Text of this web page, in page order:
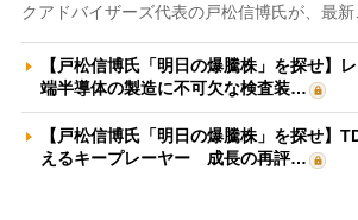
クアドバイザーズ代表の戸松信博氏が、最新
【戸松信博氏「明日の爆騰株」を探せ】
端半導体の製造に不可欠な検査装…
【戸松信博氏「明日の爆騰株」を探せ】
えるキープレーヤー 成長の再評…